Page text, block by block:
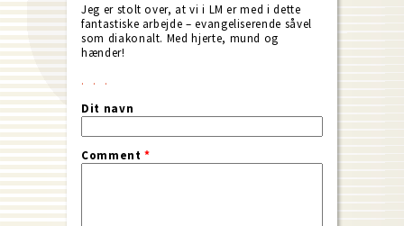
Jeg er stolt over, at vi i LM er med i dette
fantastiske arbejde – evangeliserende såvel
som diakonalt. Med hjerte, mund og
hænder!
Dit navn
Comment*